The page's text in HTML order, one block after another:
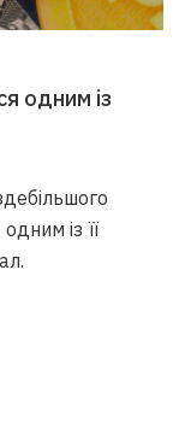
одним із
із її